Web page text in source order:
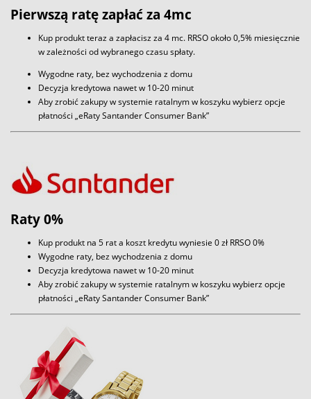
Pierwszą ratę zapłać za 4mc
Kup produkt teraz a zapłacisz za 4 mc. RRSO około 0,5% miesięcznie
w zależności od wybranego czasu spłaty.
Wygodne raty, bez wychodzenia z domu
Decyzja kredytowa nawet w 10-20 minut
Aby zrobić zakupy w systemie ratalnym w koszyku wybierz opcje
płatności „eRaty Santander Consumer Bank”
Raty 0%
Kup produkt na 5 rat a koszt kredytu wyniesie 0 zł RRSO 0%
Wygodne raty, bez wychodzenia z domu
Decyzja kredytowa nawet w 10-20 minut
Aby zrobić zakupy w systemie ratalnym w koszyku wybierz opcje
płatności „eRaty Santander Consumer Bank”